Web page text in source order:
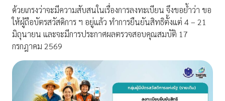
ด้วยเกรงว่าจะมีความสับสนในเรื่องการลงทะเบียน จึงขอย้ำว่า ขอ
ให้ผู้ถือบัตรสวัสดิการ ฯ อยู่แล้ว ทำการยืนยันสิทธิตั้งแต่ 4 – 21
มิถุนายน และจะมีการประกาศผลตรวจสอบคุณสมบัติ 17
กรกฎาคม 2569